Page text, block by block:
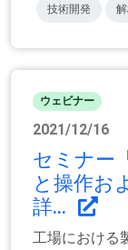
技術開発
ウェビナー
2021/12/16
セミナー
と操作お
詳...
工場における